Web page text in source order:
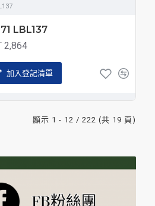
LBL137
2,864
加入登記清單
顯示 1 - 12 / 222 (共 19 頁)